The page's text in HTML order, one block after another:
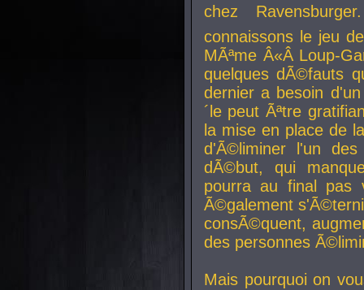
chez
connaissons le jeu
MÃªme Â«Â Loup-
quelques dÃ©fauts
dernier a besoin
´le peut Ãªtre
la mise en place de
d'Ã©liminer l'un
dÃ©but, qui
pourra au final pas
Ã©galement
consÃ©quent,
des personnes
Mais pourquoi on